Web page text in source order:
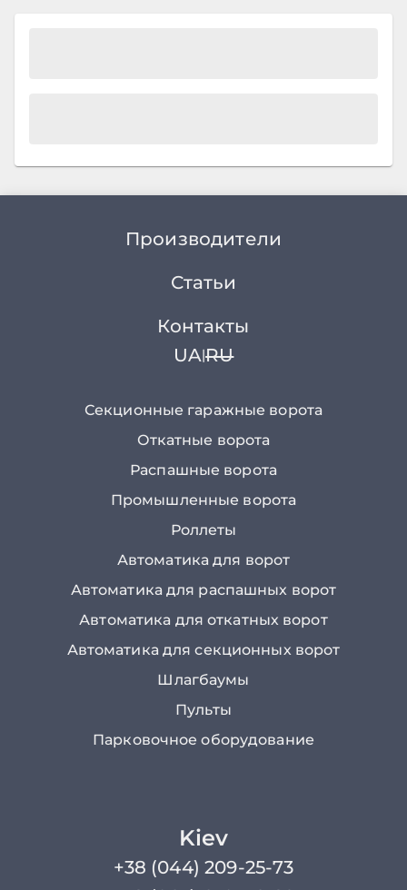
Производители
Статьи
Контакты
UA|RU
Секционные гаражные ворота
Откатные ворота
Распашные ворота
Промышленные ворота
Роллеты
Автоматика для ворот
Автоматика для распашных ворот
Автоматика для откатных ворот
Автоматика для секционных ворот
Шлагбаумы
Пульты
Парковочное оборудование
Kiev
+38 (044) 209-25-73